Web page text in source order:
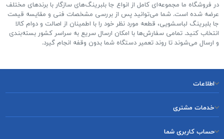
در فروشگاه ما مجموعه‌ای کامل از انواع جا بلبرینگ‌های سازگار با برندهای مختلف
عرضه شده است. شما می‌توانید پس از بررسی مشخصات فنی و مقایسه قیمت
جا بلبرینگ لباسشویی، قطعه مورد نظر خود را با اطمینان از اصالت و دوام کالا
انتخاب کنید. تمامی سفارش‌ها با امکان ارسال سریع به سراسر کشور بسته‌بندی
و ارسال می‌شوند تا روند تعمیر دستگاه شما بدون وقفه انجام گیرد.
اطلاعات
خدمات مشتری
حساب کاربری شما